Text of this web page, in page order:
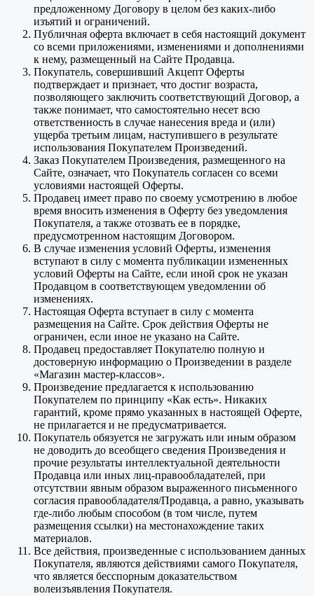
предложенному Договору в целом без каких-либо
изъятий и ограничений.
Публичная оферта включает в себя настоящий документ
со всеми приложениями, изменениями и дополнениями
к нему, размещенный на Сайте Продавца.
Покупатель, совершивший Акцепт Оферты
подтверждает и признает, что достиг возраста,
позволяющего заключить соответствующий Договор, а
также понимает, что самостоятельно несет всю
ответственность в случае нанесения вреда и (или)
ущерба третьим лицам, наступившего в результате
использования Покупателем Произведений.
Заказ Покупателем Произведения, размещенного на
Сайте, означает, что Покупатель согласен со всеми
условиями настоящей Оферты.
Продавец имеет право по своему усмотрению в любое
время вносить изменения в Оферту без уведомления
Покупателя, а также отозвать ее в порядке,
предусмотренном настоящим Договором.
В случае изменения условий Оферты, изменения
вступают в силу с момента публикации измененных
условий Оферты на Сайте, если иной срок не указан
Продавцом в соответствующем уведомлении об
изменениях.
Настоящая Оферта вступает в силу с момента
размещения на Сайте. Срок действия Оферты не
ограничен, если иное не указано на Сайте.
Продавец предоставляет Покупателю полную и
достоверную информацию о Произведении в разделе
«Магазин мастер-классов».
Произведение предлагается к использованию
Покупателем по принципу «Как есть». Никаких
гарантий, кроме прямо указанных в настоящей Оферте,
не прилагается и не предусматривается.
Покупатель обязуется не загружать или иным образом
не доводить до всеобщего сведения Произведения и
прочие результаты интеллектуальной деятельности
Продавца или иных лиц-правообладателей, при
отсутствии явным образом выраженного письменного
согласия правообладателя/Продавца, а равно, указывать
где-либо любым способом (в том числе, путем
размещения ссылки) на местонахождение таких
материалов.
Все действия, произведенные с использованием данных
Покупателя, являются действиями самого Покупателя,
что является бесспорным доказательством
волеизъявления Покупателя.